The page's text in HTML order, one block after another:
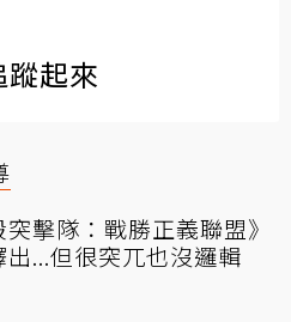
蹤起來
突擊隊：戰勝正義聯盟》
出...但很突兀也沒邏輯